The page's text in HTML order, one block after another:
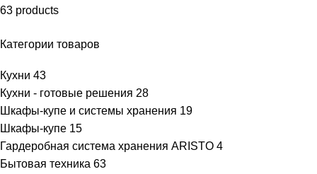
63 products
Категории товаров
Кухни 43
Кухни - готовые решения 28
Шкафы-купе и системы хранения 19
Шкафы-купе 15
Гардеробная система хранения ARISTO 4
Бытовая техника 63